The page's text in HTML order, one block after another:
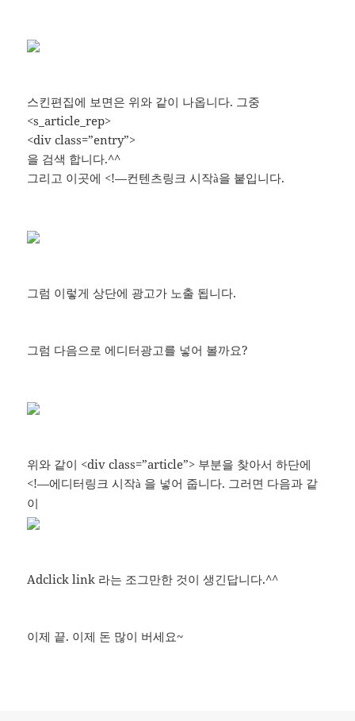
스킨편집에 보면은 위와 같이 나옵니다. 그중
<s_article_rep>
<div class=”entry”>
을 검색 합니다.^^
그리고 이곳에 <!—컨텐츠링크 시작à을 붙입니다.
그럼 이렇게 상단에 광고가 노출 됩니다.
그럼 다음으로 에디터광고를 넣어 볼까요?
위와 같이 <div class=”article”> 부분을 찾아서 하단에
<!—에디터링크 시작à 을 넣어 줍니다. 그러면 다음과 같
이
Adclick link 라는 조그만한 것이 생긴답니다.^^
이제 끝. 이제 돈 많이 버세요~